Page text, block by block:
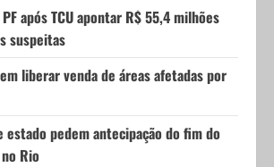
após TCU apontar R$ 55,4 milhões
suspeitas
liberar venda de áreas afetadas por
pedem antecipação do fim do
Rio